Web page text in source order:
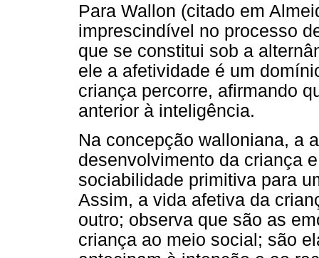
Para Wallon (citado em
imprescindível no processo
que se constitui sob a
ele a afetividade é um
criança percorre, afirmando
anterior à inteligência.
Na concepção walloniana, a
desenvolvimento da criança
sociabilidade primitiva para
Assim, a vida afetiva da
outro; observa que são as
criança ao meio social; são